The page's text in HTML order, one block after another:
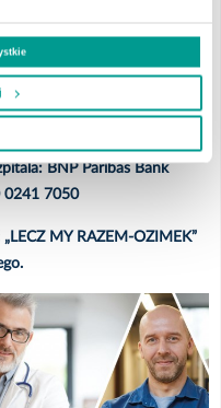
LUDZKIE
BNP Paribas Bank
0241 7050
MY RAZEM-OZIMEK”